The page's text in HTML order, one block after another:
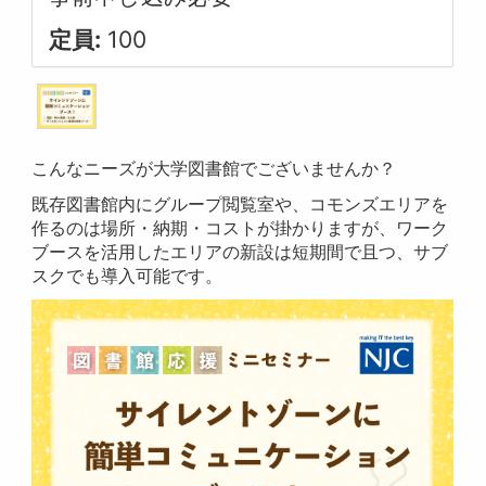
定員: 100
こんなニーズが大学図書館でございませんか？
既存図書館内にグループ閲覧室や、コモンズエリアを
作るのは場所・納期・コストが掛かりますが、ワーク
ブースを活用したエリアの新設は短期間で且つ、サブ
スクでも導入可能です。